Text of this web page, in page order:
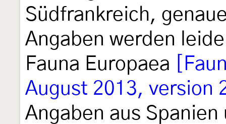
Südfrankreich,
Angaben werden
Fauna Europaea
August 2013, version
Angaben aus